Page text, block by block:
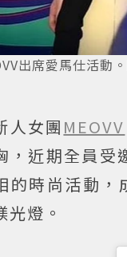
出席愛馬仕活
人女團 MEOVV
，近期全員受
的時尚活動，
光燈。